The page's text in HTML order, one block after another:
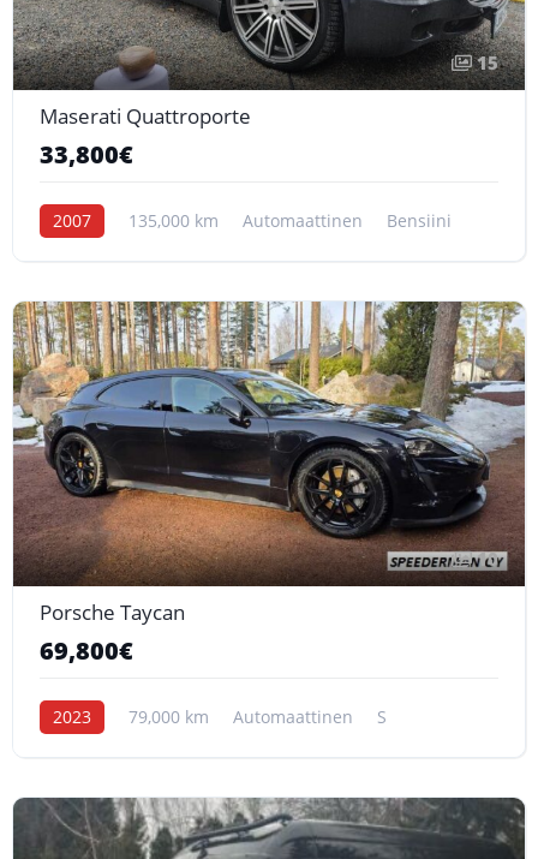
15
Maserati Quattroporte
33,800€
2007 135,000 km Automaattinen Bensiini
10
Porsche Taycan
69,800€
2023 79,000 km Automaattinen S